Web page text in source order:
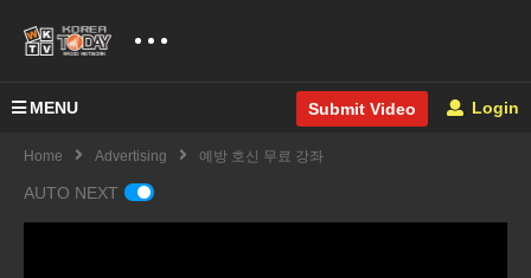
MENU Submit Video Login
Home Advertising 예방 호신 무료 강좌
AUTO NEXT